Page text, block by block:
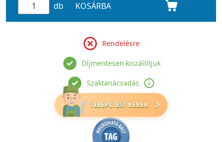
db KOSÁRBA
Rendelésre
Díjmentesen kiszállítjuk
Szaktanácsadás
TELEPÍTÉST KÉREK